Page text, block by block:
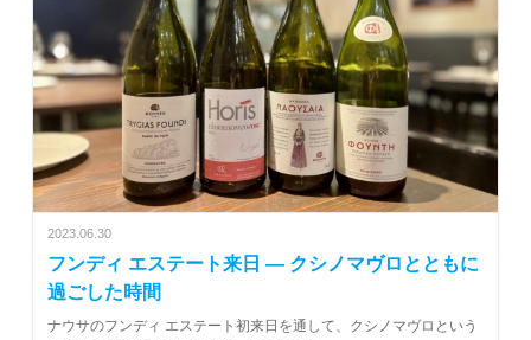
2023.06.30
フンディ エステート来日 ― クシノマヴロとともに
過ごした時間
ナウサのフンディ エステート初来日を通して、クシノマヴロという